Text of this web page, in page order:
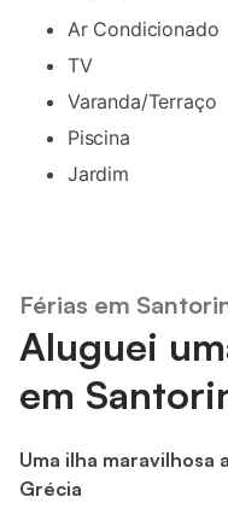
Ar Condicionado
TV
Varanda/Terraço
Piscina
Jardim
Férias em
Aluguei
em
Uma ilha
Grécia